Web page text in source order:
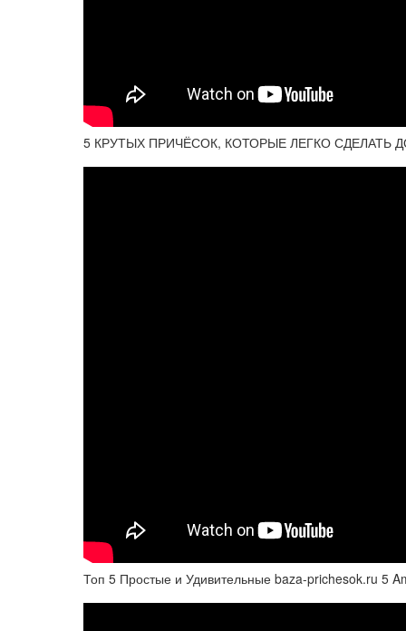
5 КРУТЫХ ПРИЧЁСОК, КОТОРЫЕ ЛЕГКО СДЕЛАТЬ
Топ 5 Простые и Удивительные baza-prichesok.ru 5